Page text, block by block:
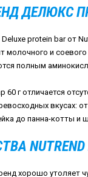
ДЕЛЮКС
protein bar от
молочного и
полным
г отличается
вкусах:
до панна-котты и
NUTREND
хорошо утоляет